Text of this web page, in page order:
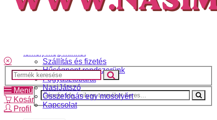
Szállítás és fizetés
Hűségpont rendszerünk
Fogyasztóbarát
NasiJátszó
Összefogás egy mosolyért
Kapcsolat
Menü
Kosár
Profil